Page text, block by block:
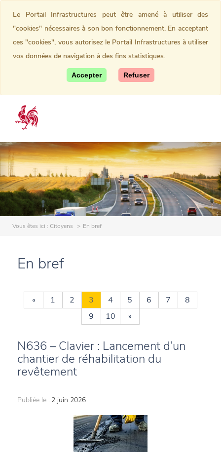
Vous êtes ici : Citoyens En bref
En bref
« 1 2 3 4 5 6 7
8
9
10 »
N636 – Clavier : Lancement d’un
chantier de réhabilitation du
revêtement
Publiée le : 2 juin 2026
Le Portail Infrastructures peut être amené à utiliser des
"cookies" nécessaires à son bon fonctionnement. En acceptant
ces "cookies", vous autorisez le Portail Infrastructures à utiliser
vos données de navigation à des fins statistiques.
Accepter Refuser